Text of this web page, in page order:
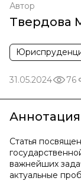
Автор
Твердова
31.05.2024 76
Аннотация
Статья
важнейших
актуальные